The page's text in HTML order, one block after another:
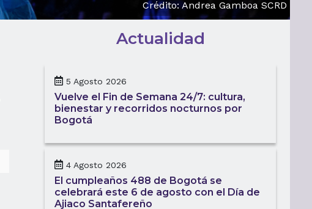
Crédito: Andrea Gamboa SCRD
Actualidad
5 Agosto 2026
Vuelve el Fin de Semana 24/7: cultura,
bienestar y recorridos nocturnos por
Bogotá
4 Agosto 2026
El cumpleaños 488 de Bogotá se
celebrará este 6 de agosto con el Día de
Ajiaco Santafereño